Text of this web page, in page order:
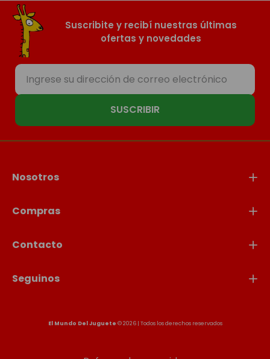
Suscribite y recibí nuestras últimas
ofertas y novedades
SUSCRIBIR
Nosotros
Compras
Contacto
Seguinos
El Mundo Del Juguete © 2026 | Todos los derechos reservados